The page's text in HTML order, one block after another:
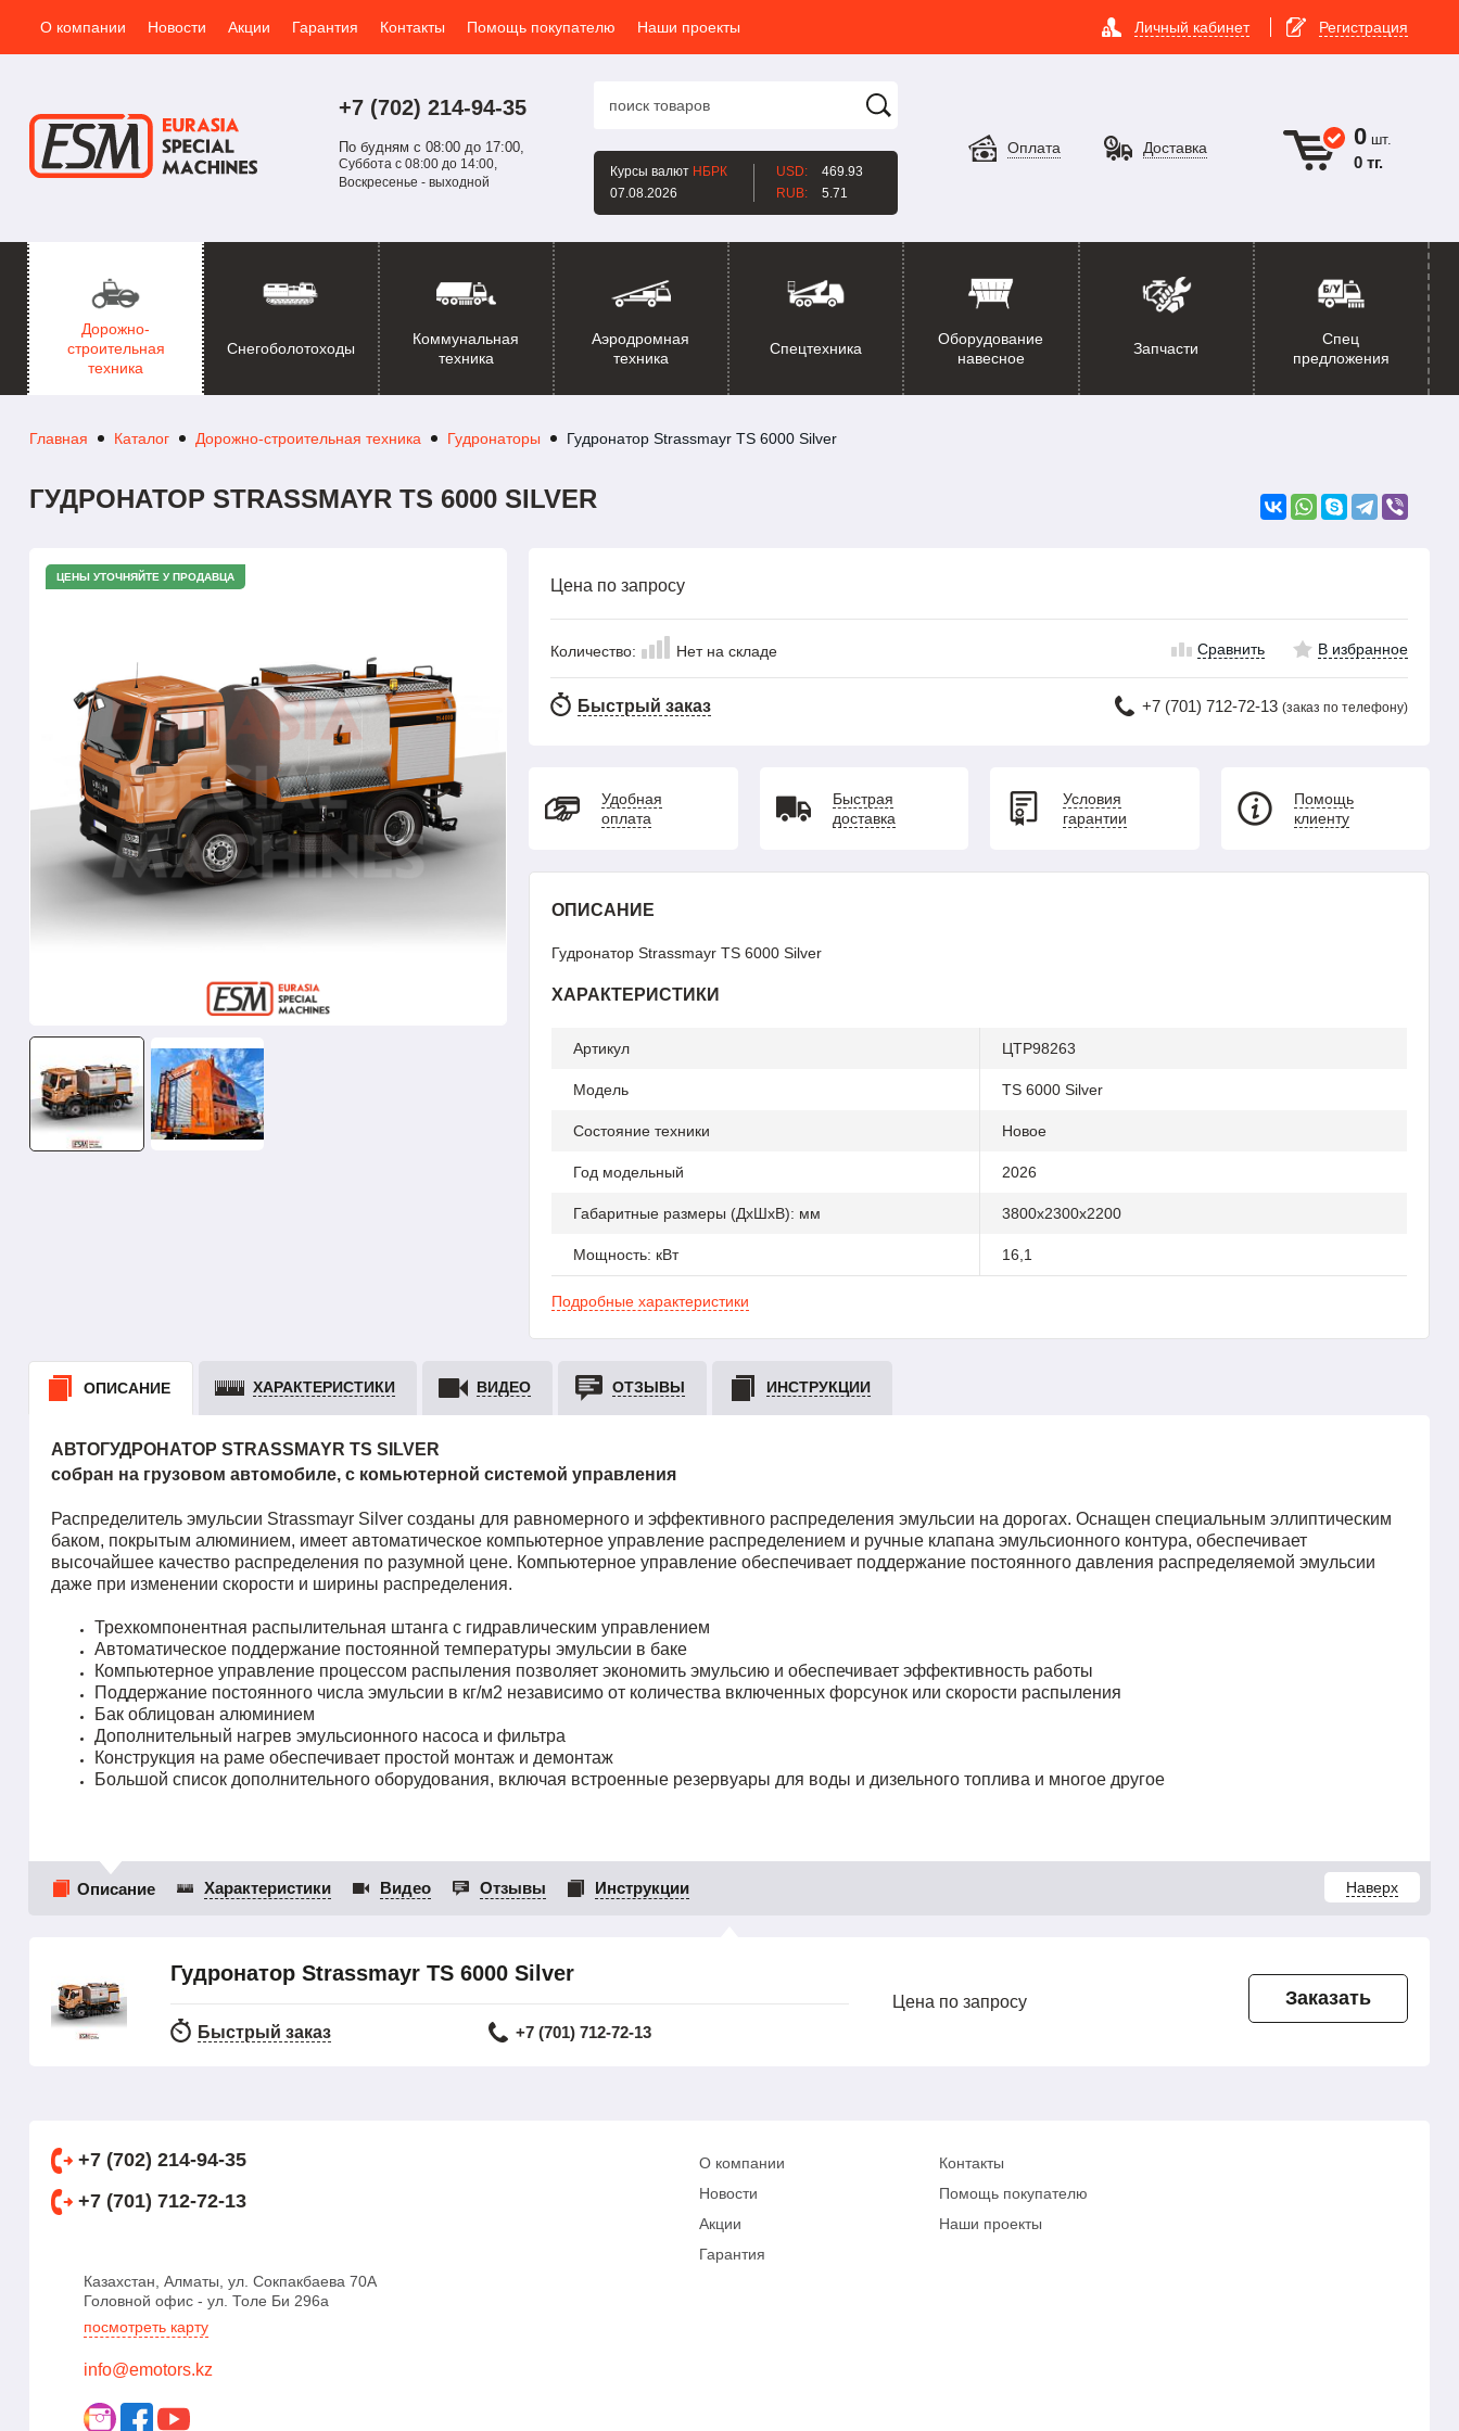
О компании Новости Акции Гарантия Контакты Помощь покупателю Наши проекты Личный кабинет Регистрация
+7 (702) 214-94-35
По будням с 08:00 до 17:00,
Суббота с 08:00 до 14:00,
Воскресенье - выходной
Курсы валют НБРК
07.08.2026
USD:
469.93
RUB:
5.71
Оплата Доставка 0 шт.
0 тг.
Дорожно-
строительная
техника
Снегоболотоходы
Коммунальная
техника
Аэродромная
техника
Спецтехника
Оборудование
навесное
Запчасти
Спец
предложения
Главная Каталог Дорожно-строительная техника Гудронаторы Гудронатор Strassmayr TS 6000 Silver
ГУДРОНАТОР STRASSMAYR TS 6000 SILVER
ЦЕНЫ УТОЧНЯЙТЕ У ПРОДАВЦА Цена по запросу
Количество: Нет на складе Сравнить В избранное
Быстрый заказ +7 (701) 712-72-13 (заказ по телефону)
Удобная
оплата
Быстрая
доставка
Условия
гарантии
Помощь
клиенту
ОПИСАНИЕ
Гудронатор Strassmayr TS 6000 Silver
ХАРАКТЕРИСТИКИ
Артикул ЦТР98263
Модель TS 6000 Silver
Состояние техники Новое
Год модельный 2026
Габаритные размеры (ДхШхВ): мм 3800x2300x2200
Мощность: кВт 16,1
Подробные характеристики
ОПИСАНИЕ ХАРАКТЕРИСТИКИ ВИДЕО ОТЗЫВЫ ИНСТРУКЦИИ
АВТОГУДРОНАТОР STRASSMAYR TS SILVER
собран на грузовом автомобиле, с комьютерной системой управления
Распределитель эмульсии Strassmayr Silver созданы для равномерного и эффективного распределения эмульсии на дорогах. Оснащен специальным эллиптическим
баком, покрытым алюминием, имеет автоматическое компьютерное управление распределением и ручные клапана эмульсионного контура, обеспечивает
высочайшее качество распределения по разумной цене. Компьютерное управление обеспечивает поддержание постоянного давления распределяемой эмульсии
даже при изменении скорости и ширины распределения.
Трехкомпонентная распылительная штанга с гидравлическим управлением
Автоматическое поддержание постоянной температуры эмульсии в баке
Компьютерное управление процессом распыления позволяет экономить эмульсию и обеспечивает эффективность работы
Поддержание постоянного числа эмульсии в кг/м2 независимо от количества включенных форсунок или скорости распыления
Бак облицован алюминием
Дополнительный нагрев эмульсионного насоса и фильтра
Конструкция на раме обеспечивает простой монтаж и демонтаж
Большой список дополнительного оборудования, включая встроенные резервуары для воды и дизельного топлива и многое другое
Описание Характеристики Видео Отзывы Инструкции Наверх
Гудронатор Strassmayr TS 6000 Silver
Быстрый заказ +7 (701) 712-72-13
Цена по запросу Заказать
+7 (702) 214-94-35
+7 (701) 712-72-13
Казахстан, Алматы, ул. Сокпакбаева 70А
Головной офис - ул. Толе Би 296а
посмотреть карту
info@emotors.kz
О компании
Новости
Акции
Гарантия
Контакты
Помощь покупателю
Наши проекты